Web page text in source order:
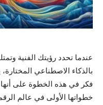
عندما تحدد رؤيتك الفنية
بالذكاء الاصطناعي المختارة،
فكر في هذه الخطوة على
خطواتها الأولى في عالم